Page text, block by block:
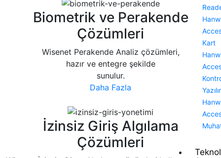
Kart
Biometrik ve Perakende
Çözümleri
Wisenet Perakende Analiz çözümleri,
hazır ve entegre şekilde
sunulur.
Daha Fazla
İzinsiz Giriş Algılama
Çözümleri